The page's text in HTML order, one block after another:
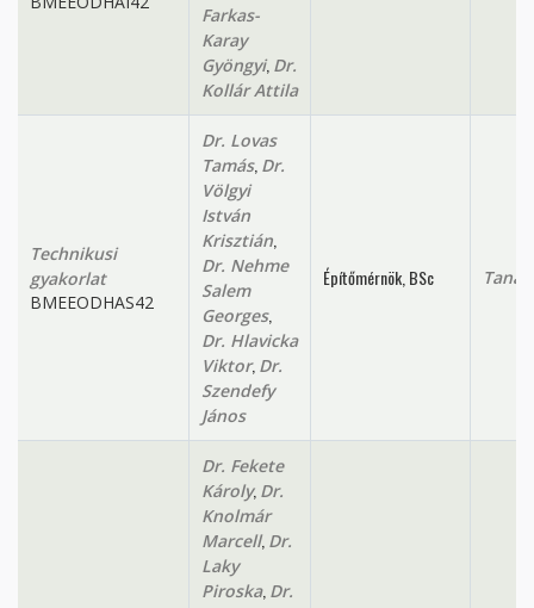
Farkas-
Karay
Gyöngyi, Dr.
Kollár Attila
Technikusi
gyakorlat
BMEEODHAS42
Dr. Lovas
Tamás, Dr.
Völgyi
István
Krisztián
Dr. Nehme
Salem
Georges,
Dr. Hlavicka
Viktor, Dr.
Szendefy
János
Építőmérnök, BSc
Dr. Fekete
Károly, Dr.
Knolmár
Marcell, Dr.
Laky
Piroska, Dr.